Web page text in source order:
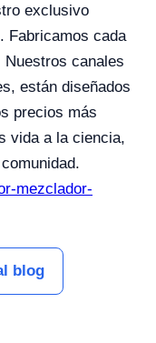
exclusivo
Fabricamos cada
canales
están diseñados
precios más
vida a la ciencia,
mezclador-
blog